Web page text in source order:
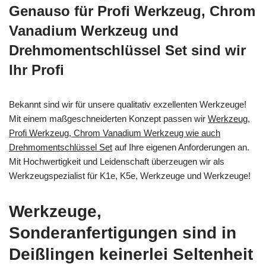
Genauso für Profi Werkzeug, Chrom
Vanadium Werkzeug und
Drehmomentschlüssel Set sind wir
Ihr Profi
Bekannt sind wir für unsere qualitativ exzellenten Werkzeuge!
Mit einem maßgeschneiderten Konzept passen wir Werkzeug,
Profi Werkzeug, Chrom Vanadium Werkzeug wie auch
Drehmomentschlüssel Set auf Ihre eigenen Anforderungen an.
Mit Hochwertigkeit und Leidenschaft überzeugen wir als
Werkzeugspezialist für K1e, K5e, Werkzeuge und Werkzeuge!
Werkzeuge,
Sonderanfertigungen sind in
Deißlingen keinerlei Seltenheit